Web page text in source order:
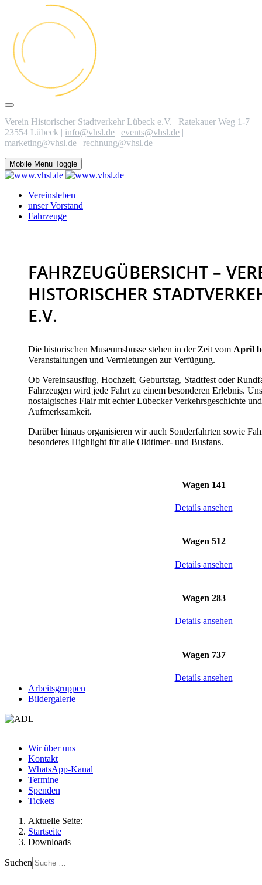
Verein Historischer Stadtverkehr Lübeck e.V. | Ratekauer Weg 1-7 |
23554 Lübeck | info@vhsl.de | events@vhsl.de |
marketing@vhsl.de | rechnung@vhsl.de
Mobile Menu Toggle
Vereinsleben
unser Vorstand
Fahrzeuge
FAHRZEUGÜBERSICHT –
HISTORISCHER
E.V.
Die historischen Museumsbusse stehen in der Zeit vom April
Veranstaltungen und Vermietungen zur Verfügung.
Ob Vereinsausflug, Hochzeit, Geburtstag, Stadtfest oder
Fahrzeugen wird jede Fahrt zu einem besonderen Erlebnis.
nostalgisches Flair mit echter Lübecker Verkehrsgeschichte
Aufmerksamkeit.
Darüber hinaus organisieren wir auch Sonderfahrten sowie
besonderes Highlight für alle Oldtimer- und Busfans.
Wagen 141
Details ansehen
Wagen 512
Details ansehen
Wagen 283
Details ansehen
Wagen 737
Details ansehen
Arbeitsgruppen
Bildergalerie
Wir über uns
Kontakt
WhatsApp-Kanal
Termine
Spenden
Tickets
Aktuelle Seite:
Startseite
Downloads
Suchen